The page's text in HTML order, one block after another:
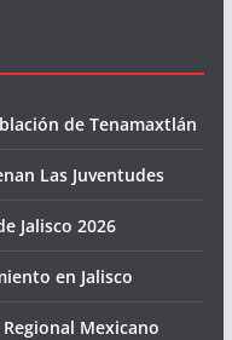
de Tenamaxtlán
Las Juventudes
Jalisco 2026
en Jalisco
Mexicano